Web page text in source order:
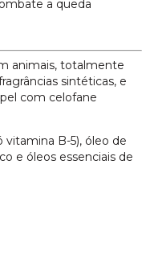
a queda
animais, totalmente
sintéticas, e
com celofane
vitamina B-5), óleo de
e óleos essenciais de